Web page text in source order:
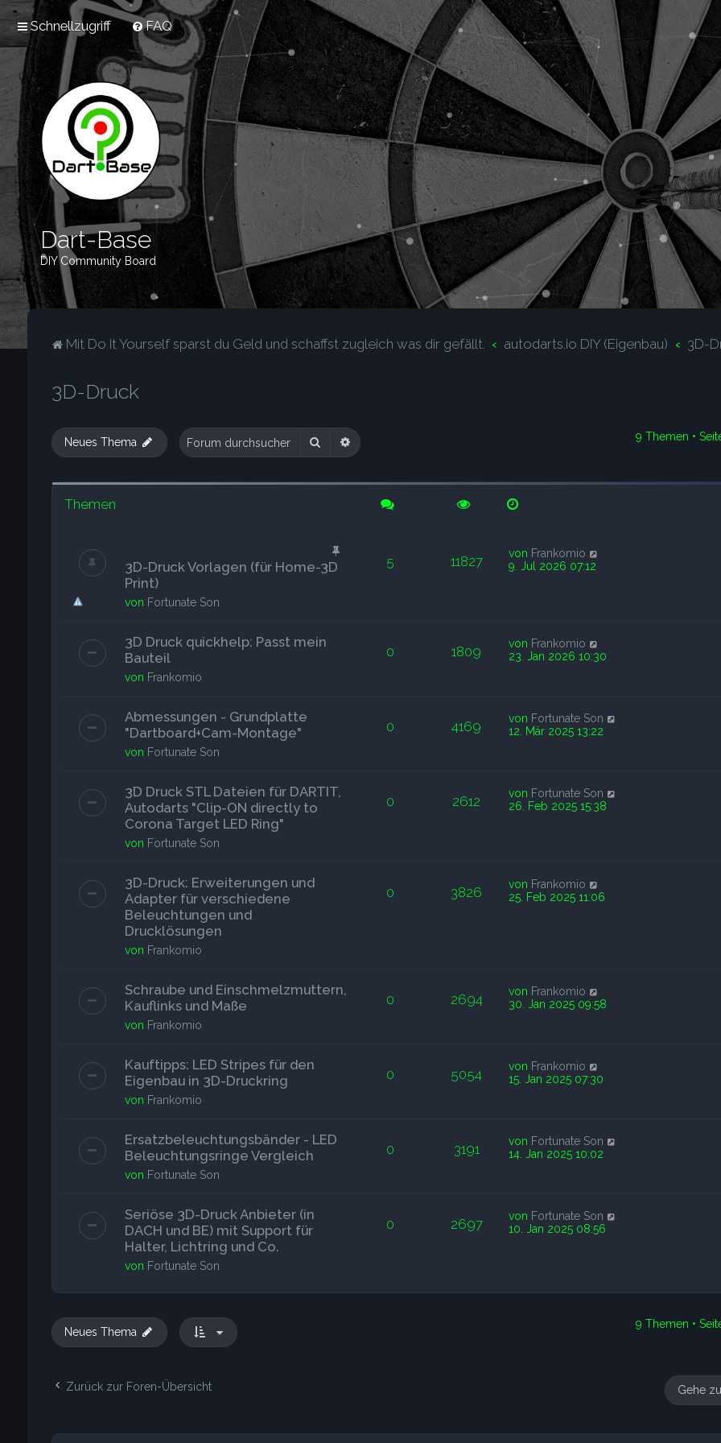
Schnellzugriff FAQ
Dart-Base
DIY Community Board
Mit Do It Yourself sparst du Geld und schaffst zugleich was dir gefällt. autodarts.io DIY (Eigenbau) 3D-
3D-Druck
Neues Thema Suche Erweiterte Suche 9 Themen •
Themen
3D-Druck Vorlagen (für Home-3D
Print)
von Fortunate Son
5 11827 von Frankomio
9. Jul 2026 07:12
3D Druck quickhelp: Passt mein
Bauteil
von Frankomio
0 1809 von Frankomio
23. Jan 2026 10:30
Abmessungen - Grundplatte
"Dartboard+Cam-Montage"
von Fortunate Son
0 4169 von Fortunate Son
12. Mär 2025 13:22
3D Druck STL Dateien für DARTIT,
Autodarts "Clip-ON directly to
Corona Target LED Ring"
von Fortunate Son
0 2612 von Fortunate Son
26. Feb 2025 15:38
3D-Druck: Erweiterungen und
Adapter für verschiedene
Beleuchtungen und
Drucklösungen
von Frankomio
0 3826 von Frankomio
25. Feb 2025 11:06
Schraube und Einschmelzmuttern,
Kauflinks und Maße
von Frankomio
0 2694 von Frankomio
30. Jan 2025 09:58
Kauftipps: LED Stripes für den
Eigenbau in 3D-Druckring
von Frankomio
0 5054 von Frankomio
15. Jan 2025 07:30
Ersatzbeleuchtungsbänder - LED
Beleuchtungsringe Vergleich
von Fortunate Son
0 3191 von Fortunate Son
14. Jan 2025 10:02
Seriöse 3D-Druck Anbieter (in
DACH und BE) mit Support für
Halter, Lichtring und Co.
von Fortunate Son
0 2697 von Fortunate Son
10. Jan 2025 08:56
Neues Thema
9 Themen •
Zurück zur Foren-Übersicht Gehe zu